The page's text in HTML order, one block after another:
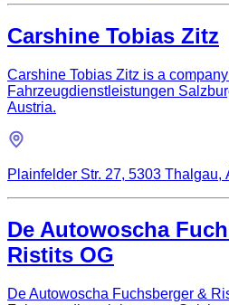
Carshine Tobias Zitz
Carshine Tobias Zitz is a
Fahrzeugdienstleistungen
Austria.
Plainfelder Str. 27, 5303 Thalgau,
De Autowoscha
Ristits OG
De Autowoscha Fuchsberger &